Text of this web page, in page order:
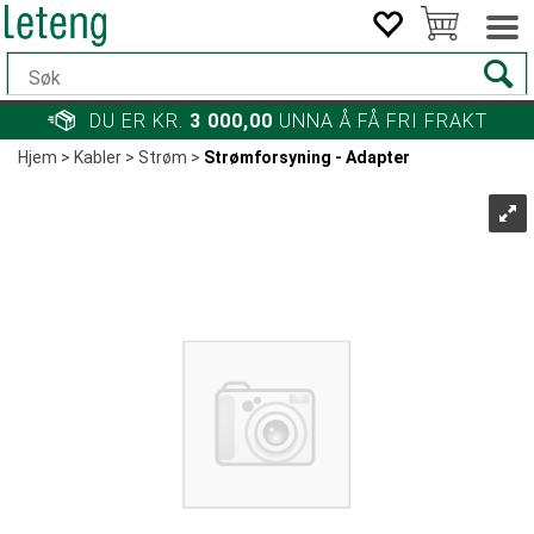
DU ER KR. 3 000,00 UNNA Å FÅ FRI FRAKT
Hjem>Kabler>Strøm>Strømforsyning - Adapter